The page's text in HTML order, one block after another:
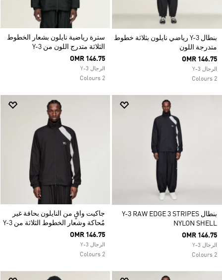
بنطال Y-3 رياضي نايلون بثلاثة خطوط
متدرجة اللون
OMR 146.75
الرجال Y-3
2 Colours
سترة رياضية نايلون بشعار الخطوط
الثلاثة متدرج اللون من Y-3
OMR 146.75
الرجال Y-3
2 Colours
بنطال Y-3 RAW EDGE 3 STRIPES
NYLON SHELL
OMR 146.75
الرجال Y-3
2 Colours
جاكيت واقٍ من النايلون بحافة غير
مُحاكة وشعار الخطوط الثلاثة من Y-3
OMR 146.75
الرجال Y-3
2 Colours